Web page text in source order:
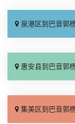
泉港区到巴音郭楞物流专线_直达往返「上
惠安县到巴音郭楞物流专线_怎么收费「多
集美区到巴音郭楞物流专线_每日发车「市